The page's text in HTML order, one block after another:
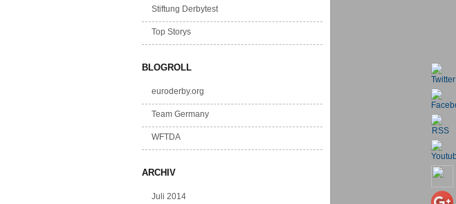
Stiftung Derbytest
Top Storys
BLOGROLL
euroderby.org
Team Germany
WFTDA
ARCHIV
Juli 2014